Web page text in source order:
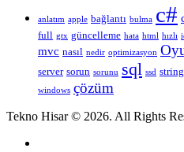
anlatım apple bağlantı bulma c#
full gtx güncelleme hata html hızlı
mvc nasıl nedir optimizasyon
server sorun sorunu sql ssd string
windows çözüm
Tekno Hisar © 2026. All Rights